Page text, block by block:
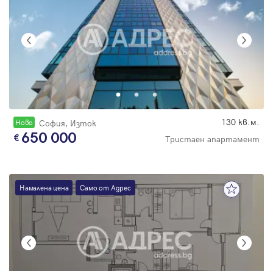
Новo София, Изток 130 кв.м.
650 000 Тристаен апартамент
Намалена цена Само от Адрес